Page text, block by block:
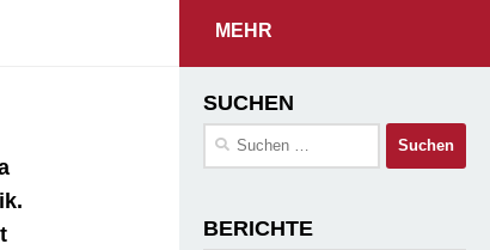
MEHR
SUCHEN
Suchen
BERICHTE